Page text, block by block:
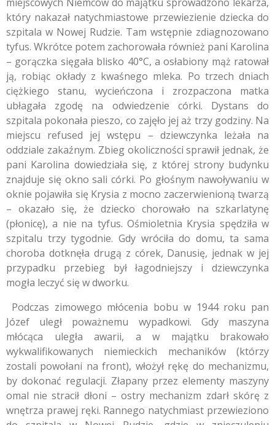
który nakazał natychmiastowe przewiezienie dziecka do
szpitala w Nowej Rudzie. Tam wstępnie zdiagnozowano
tyfus. Wkrótce potem zachorowała również pani Karolina
– gorączka sięgała blisko 40°C, a osłabiony mąż ratował
ją, robiąc okłady z kwaśnego mleka. Po trzech dniach
ciężkiego stanu, wycieńczona i zrozpaczona matka
ubłagała zgodę na odwiedzenie córki. Dystans do
szpitala pokonała pieszo, co zajęło jej aż trzy godziny. Na
miejscu refused jej wstępu – dziewczynka leżała na
oddziale zakaźnym. Zbieg okoliczności sprawił jednak, że
pani Karolina dowiedziała się, z której strony budynku
znajduje się okno sali córki. Po głośnym nawoływaniu w
oknie pojawiła się Krysia z mocno zaczerwienioną twarzą
– okazało się, że dziecko chorowało na szkarlatynę
(płonicę), a nie na tyfus. Ośmioletnia Krysia spędziła w
szpitalu trzy tygodnie. Gdy wróciła do domu, ta sama
choroba dotknęła drugą z córek, Danusię, jednak w jej
przypadku przebieg był łagodniejszy i dziewczynka
mogła leczyć się w dworku.
Podczas zimowego młócenia bobu w 1944 roku pan
Józef uległ poważnemu wypadkowi. Gdy maszyna
młócąca uległa awarii, a w majątku brakowało
wykwalifikowanych niemieckich mechaników (którzy
zostali powołani na front), włożył rękę do mechanizmu,
by dokonać regulacji. Złapany przez elementy maszyny
omal nie stracił dłoni – ostry mechanizm zdarł skórę z
wnętrza prawej ręki. Rannego natychmiast przewieziono